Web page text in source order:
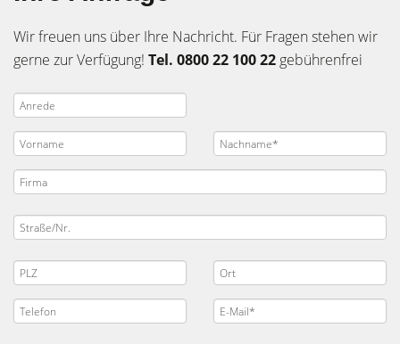
Wir freuen uns über Ihre Nachricht. Für Fragen stehen wir
gerne zur Verfügung! Tel. 0800 22 100 22 gebührenfrei